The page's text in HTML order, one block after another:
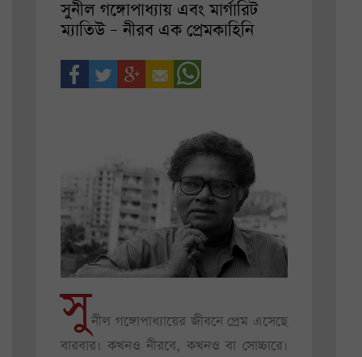
সুনীল গঙ্গোপাধ্যায় এবং মার্গারিট
ম্যাতিউ – নীরব এক প্রেমকাহিনি
সুনীল গঙ্গোপাধ্যায়ের জীবনে প্রেম এসেছে
বারবার। কখনও নীরবে, কখনও বা সোচ্চারে।